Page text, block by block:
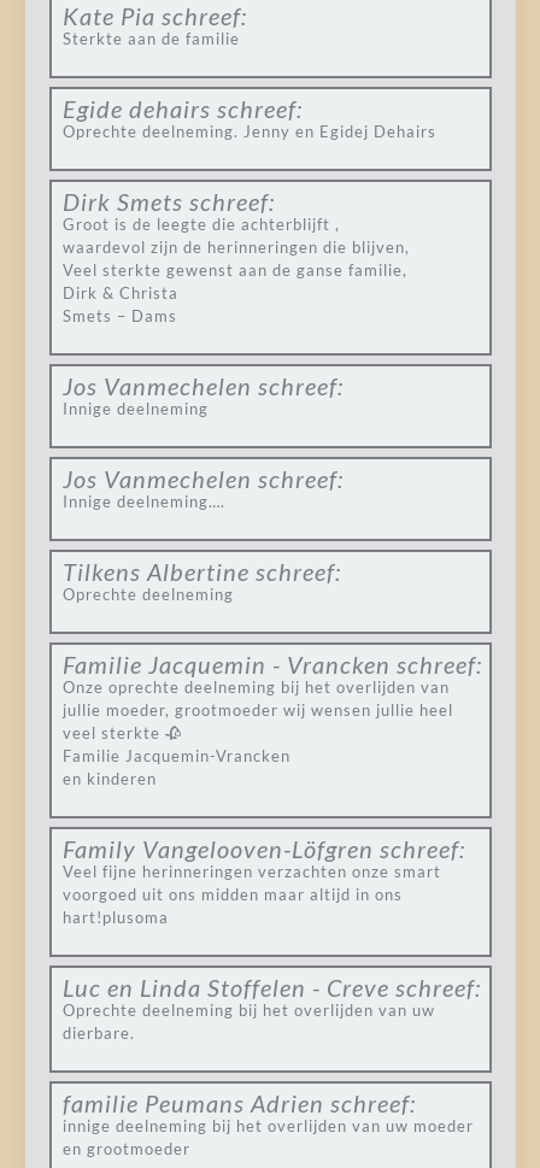
Kate Pia schreef:
Sterkte aan de familie
Egide dehairs schreef:
Oprechte deelneming. Jenny en Egidej Dehairs
Dirk Smets schreef:
Groot is de leegte die achterblijft ,
waardevol zijn de herinneringen die blijven,
Veel sterkte gewenst aan de ganse familie,
Dirk & Christa
Smets – Dams
Jos Vanmechelen schreef:
Innige deelneming
Jos Vanmechelen schreef:
Innige deelneming….
Tilkens Albertine schreef:
Oprechte deelneming
Familie Jacquemin - Vrancken schreef:
Onze oprechte deelneming bij het overlijden van
jullie moeder, grootmoeder wij wensen jullie heel
veel sterkte 🥀
Familie Jacquemin-Vrancken
en kinderen
Family Vangelooven-Löfgren schreef:
Veel fijne herinneringen verzachten onze smart
voorgoed uit ons midden maar altijd in ons
hart!plusoma
Luc en Linda Stoffelen - Creve schreef:
Oprechte deelneming bij het overlijden van uw
dierbare.
familie Peumans Adrien schreef:
innige deelneming bij het overlijden van uw moeder
en grootmoeder